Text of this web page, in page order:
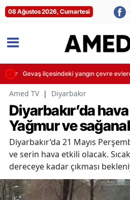
08 Ağustos 2026, Cumartesi
kaybetti
Gevaş ilçesindeki yangın çevre evlere
Amed TV | Diyarbakır
Diyarbakır’da
Yağmur ve
Diyarbakır’da 21 Mayıs
ve serin hava etkili olacak.
dereceye kadar çıkması